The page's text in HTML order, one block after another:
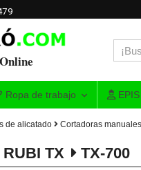
Ropa de trabajo EPIS
de alicatado Cortadoras
TX TX-700